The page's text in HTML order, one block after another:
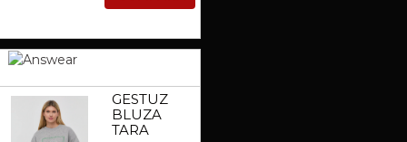
CU CASTI,
GESTUZ
BLUZA
TARA